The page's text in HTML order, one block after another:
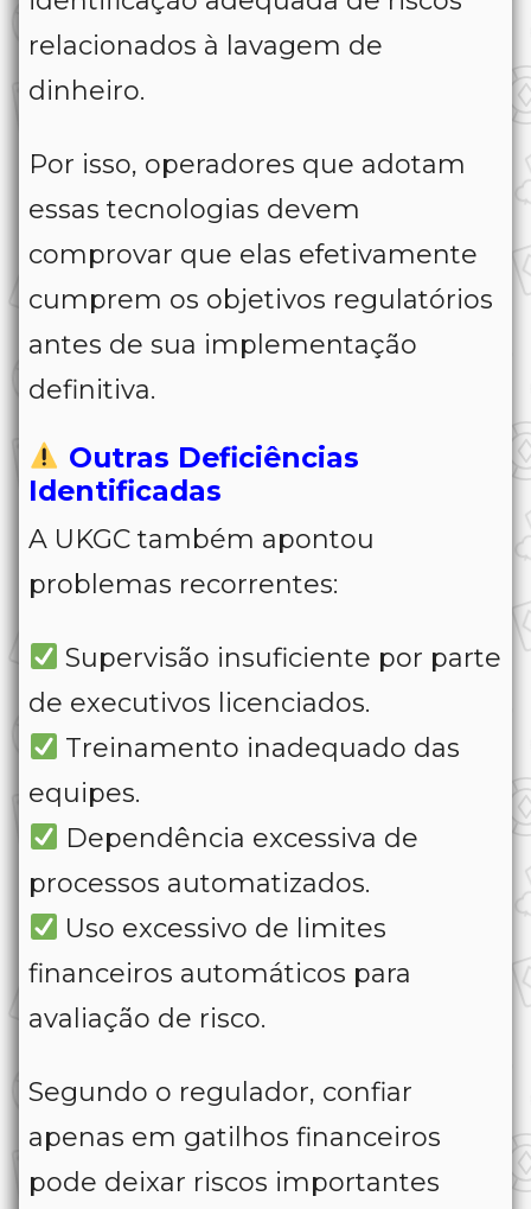
relacionados à lavagem de
dinheiro.
Por isso, operadores que adotam
essas tecnologias devem
comprovar que elas efetivamente
cumprem os objetivos regulatórios
antes de sua implementação
definitiva.
Outras Deficiências
Identificadas
A UKGC também apontou
problemas recorrentes:
Supervisão insuficiente por parte
de executivos licenciados.
Treinamento inadequado das
equipes.
Dependência excessiva de
processos automatizados.
Uso excessivo de limites
financeiros automáticos para
avaliação de risco.
Segundo o regulador, confiar
apenas em gatilhos financeiros
pode deixar riscos importantes